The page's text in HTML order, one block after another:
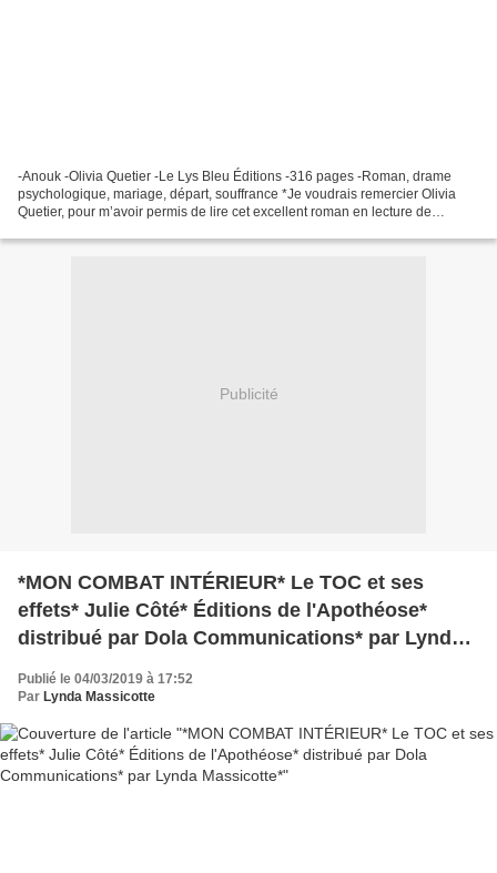
-Anouk -Olivia Quetier -Le Lys Bleu Éditions -316 pages -Roman, drame
psychologique, mariage, départ, souffrance *Je voudrais remercier Olivia
Quetier, pour m’avoir permis de lire cet excellent roman en lecture de
Publicité
*MON COMBAT INTÉRIEUR* Le TOC et ses
effets* Julie Côté* Éditions de l'Apothéose*
distribué par Dola Communications* par Lynda
Publié le 04/03/2019 à 17:52
Par Lynda Massicotte